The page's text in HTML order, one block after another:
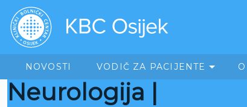
NOVOSTI VODIČ ZA PACIJENTE
Neurologija |